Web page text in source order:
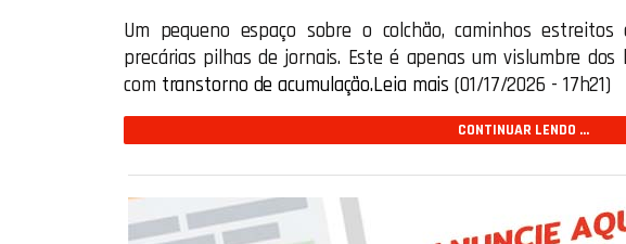
Um pequeno espaço sobre o colchão, caminhos
precárias pilhas de jornais. Este é apenas um vislumbre
com transtorno de acumulação.Leia mais (01/17/2026 - 17h21)
CONTINUAR LENDO ...